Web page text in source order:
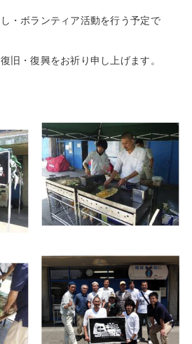
・ボランティア活動を行う予定で
旧・復興をお祈り申し上げます。